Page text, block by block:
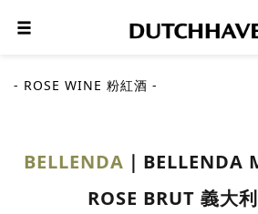
- ROSE WINE 粉紅酒 -
BELLENDA
BELLENDA
ROSE BRUT 義大